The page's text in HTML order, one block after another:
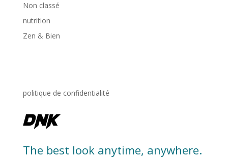
Non classé
nutrition
Zen & Bien
politique de confidentialité
The best look anytime, anywhere.